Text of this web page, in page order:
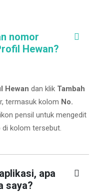
nomor
Hewan?
Hewan dan klik Tambah
termasuk kolom No.
pensil untuk mengedit
kolom tersebut.
apa
saya?